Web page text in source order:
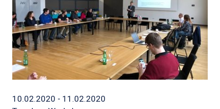
10.02.2020 - 11.02.2020